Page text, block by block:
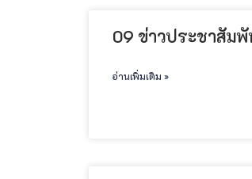
09 ข่าวประชาสัม
อ่านเพิ่มเติม »